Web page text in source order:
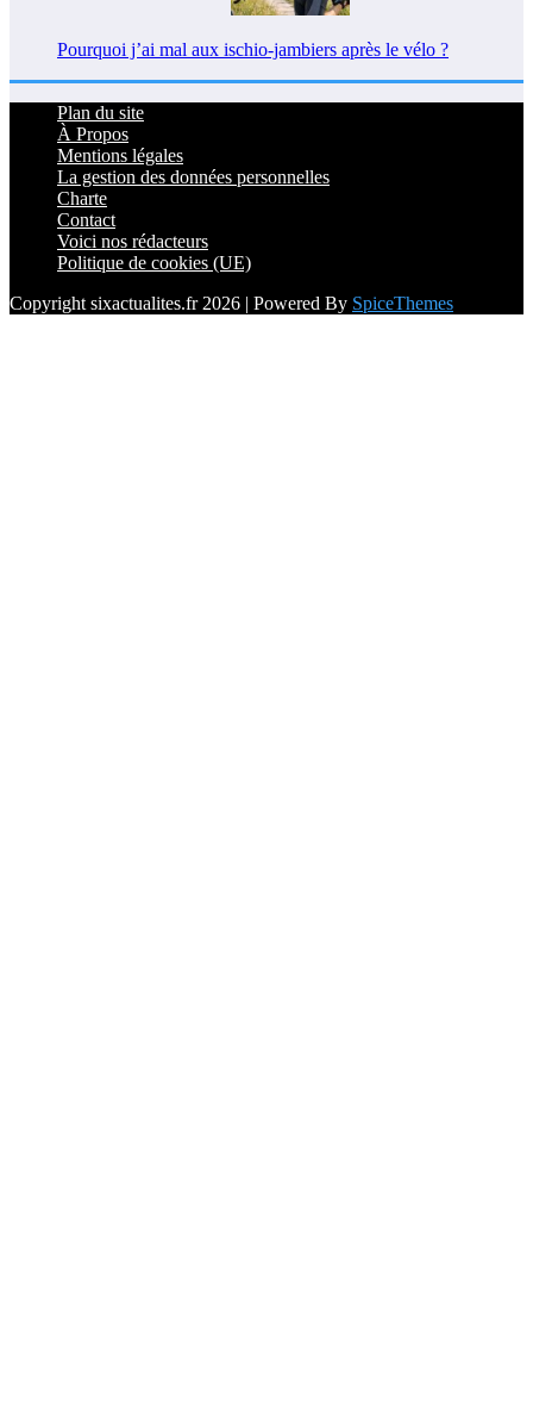
Pourquoi j’ai mal aux ischio-jambiers après le vélo ?
Plan du site
À Propos
Mentions légales
La gestion des données personnelles
Charte
Contact
Voici nos rédacteurs
Politique de cookies (UE)
Copyright sixactualites.fr 2026 | Powered By SpiceThemes